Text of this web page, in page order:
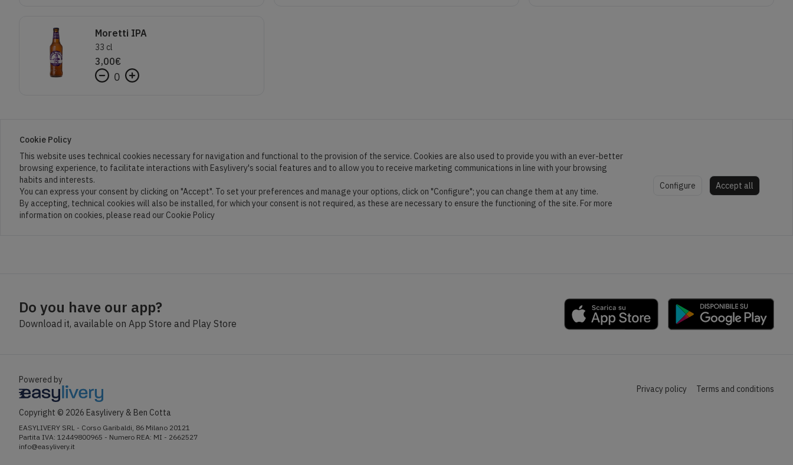
Moretti IPA
33 cl
3,00€
0
Cookie Policy
This website uses technical cookies necessary for navigation and functional to the provision of the service. Cookies are also used to provide you with an ever-better
browsing experience, to facilitate interactions with Easylivery's social features and to allow you to receive marketing communications in line with your browsing
habits and interests.
You can express your consent by clicking on "Accept". To set your preferences and manage your options, click on "Configure"; you can change them at any time.
By accepting, technical cookies will also be installed, for which your consent is not required, as these are necessary to ensure the functioning of the site. For more
information on cookies, please read our Cookie Policy
Configure Accept all
Do you have our app?
Download it, available on App Store and Play Store
Powered by
Copyright © 2026 Easylivery & Ben Cotta
EASYLIVERY SRL - Corso Garibaldi, 86 Milano 20121
Partita IVA: 12449800965 - Numero REA: MI - 2662527
info@easylivery.it
Privacy policy Terms and conditions